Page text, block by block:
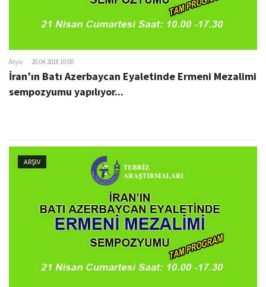
Arşiv 20.04.2018 10:00
İran’ın Batı Azerbaycan Eyaletinde Ermeni Mezalimi
sempozyumu yapılıyor...
ARŞIV